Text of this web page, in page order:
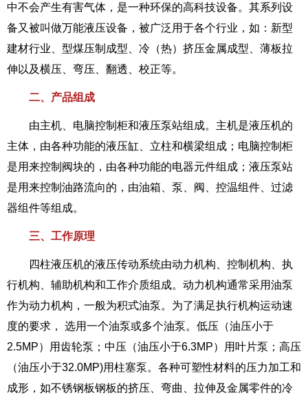
中不会产生有害气体，是一种环保的高科技设备。其系列设
备又被叫做万能液压设备，被广泛用于各个行业，如：新型
建材行业、型煤压制成型、冷（热）挤压金属成型、薄板拉
伸以及横压、弯压、翻透、校正等。
二、产品组成
由主机、电脑控制柜和液压泵站组成。主机是液压机的
主体，由各种功能的液压缸、立柱和横梁组成；电脑控制柜
是用来控制阀块的，由各种功能的电器元件组成；液压泵站
是用来控制油路流向的，由油箱、泵、阀、控温组件、过滤
器组件等组成。
三、工作原理
四柱液压机的液压传动系统由动力机构、控制机构、执
行机构、辅助机构和工作介质组成。动力机构通常采用油泵
作为动力机构，一般为积式油泵。为了满足执行机构运动速
度的要求， 选用一个油泵或多个油泵。低压（油压小于
2.5MP）用齿轮泵；中压（油压小于6.3MP）用叶片泵；高压
（油压小于32.0MP)用柱塞泵。各种可塑性材料的压力加工和
成形，如不锈钢板钢板的挤压、弯曲、拉伸及金属零件的冷